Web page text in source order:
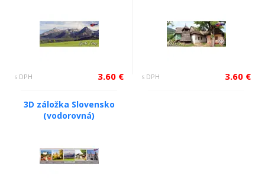
s DPH 3.60 € s DPH 3.60 €
3D záložka Slovensko
(vodorovná)